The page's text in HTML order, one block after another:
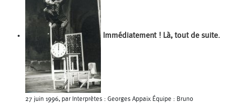
Immédiatement ! Là, tout de suite.
27 juin 1996, par Interprètes : Georges Appaix Équipe : Bruno